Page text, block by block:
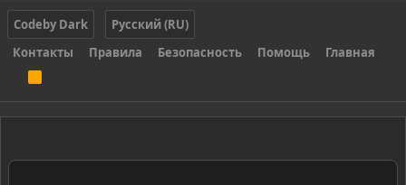
Codeby Dark
Русский (RU)
Контакты
Правила Безопасность Помощь Главная
S